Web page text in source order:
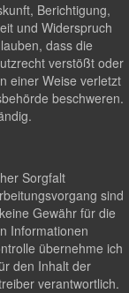
Berichtigung,
und Widerspruch
dass die
verstößt oder
einer Weise verletzt
beschweren.
Sorgfalt
sind
Gewähr für die
Informationen
übernehme ich
den Inhalt der
verantwortlich.